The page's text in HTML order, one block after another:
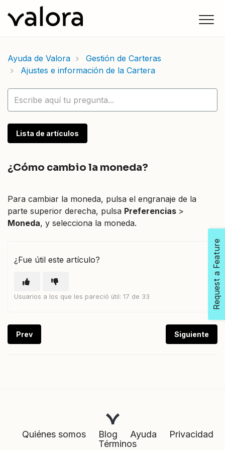
Ayuda de Valora
Gestión de Carteras
Ajustes e información de la Cartera
Lista de artículos
¿Cómo cambio la moneda?
Para cambiar la moneda, pulsa el engranaje de la
parte superior derecha, pulsa Preferencias >
Moneda, y selecciona la moneda.
¿Fue útil este artículo?
Usuarios a los que les pareció útil: 17 de 33
Prev Siguiente
Quiénes somos Blog Ayuda
Privacidad
Términos
Request a Feature